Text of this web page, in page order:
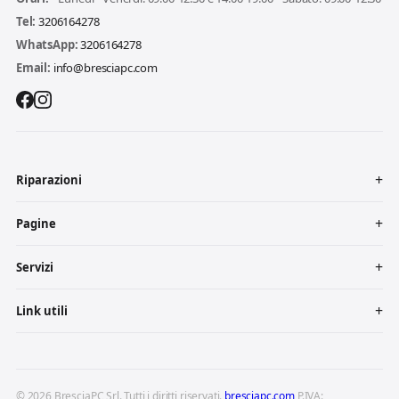
Tel: 3206164278
WhatsApp:3206164278
Email: info@bresciapc.com
Riparazioni
Pagine
Servizi
Link utili